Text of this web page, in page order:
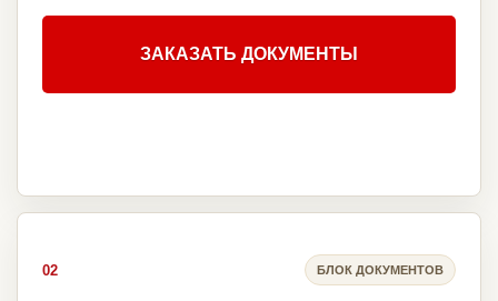
ЗАКАЗАТЬ ДОКУМЕНТЫ
02 БЛОК ДОКУМЕНТОВ